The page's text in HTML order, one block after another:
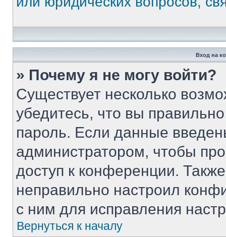
Вход на
» Почему я не могу войти?
Существует несколько
убедитесь, что вы
пароль. Если данные
администратором, чтобы
доступ к конференции.
неправильно настроил
с ним для исправления
Вернуться к началу